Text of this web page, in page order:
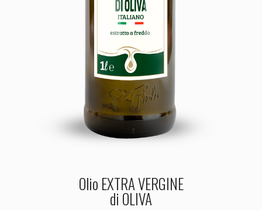
Olio EXTRA VERGINE
di OLIVA